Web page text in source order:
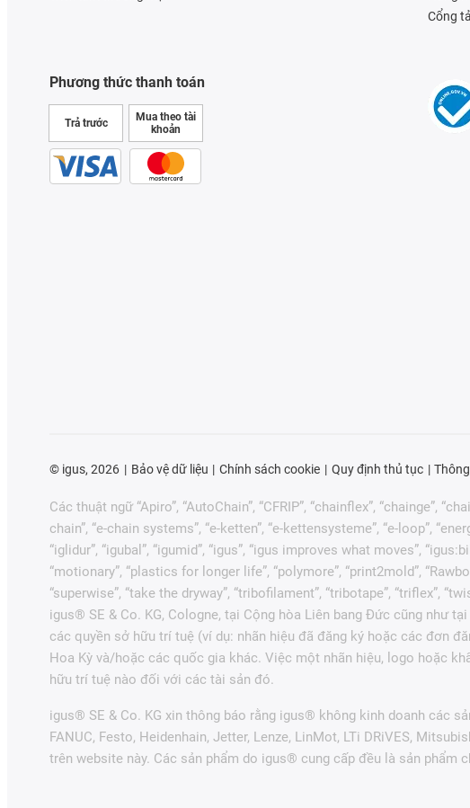
Phương thức thanh toán
Trả trước
Mua theo tài
khoản
Cổng
© igus, 2026 Bảo vệ dữ liệu Chính sách cookie Quy định thủ tục
Các thuật ngữ “Apiro”, “AutoChain”, “CFRIP”, “chainflex”, “chainge”,
chain”, “e-chain systems”, “e-ketten”, “e-kettensysteme”, “e-loop”,
“iglidur”, “igubal”, “igumid”, “igus”, “igus improves what moves”,
“motionary”, “plastics for longer life”, “polymore”, “print2mold”,
“superwise”, “take the dryway”, “tribofilament”, “tribotape”, “triflex”,
igus® SE & Co. KG, Cologne, tại Cộng hòa Liên bang Đức cũng như
các quyền sở hữu trí tuệ (ví dụ: nhãn hiệu đã đăng ký hoặc các đơn
Hoa Kỳ và/hoặc các quốc gia khác. Việc một nhãn hiệu, logo hoặc
hữu trí tuệ nào đối với các tài sản đó.
igus® SE & Co. KG xin thông báo rằng igus® không kinh doanh các
FANUC, Festo, Heidenhain, Jetter, Lenze, LinMot, LTi DRiVES,
trên website này. Các sản phẩm do igus® cung cấp đều là sản phẩm